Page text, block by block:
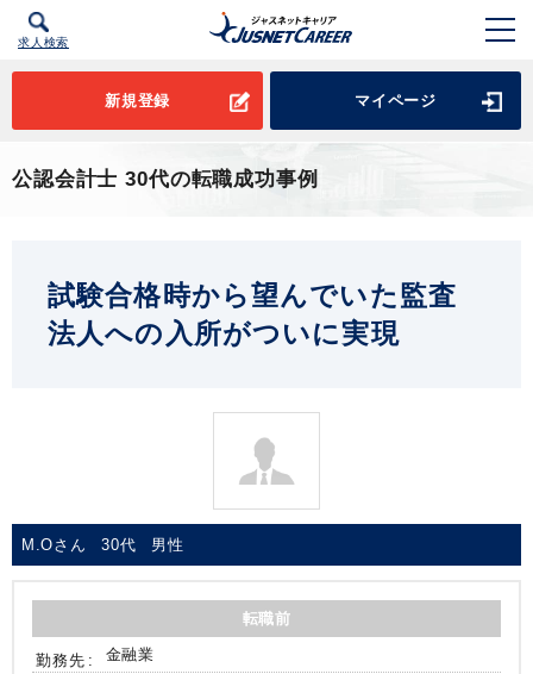
求人検索
新規登録 マイページ
公認会計士 30代の転職成功事例
試験合格時から望んでいた監査
法人への入所がついに実現
M.Oさん 30代 男性
転職前
勤務先 金融業